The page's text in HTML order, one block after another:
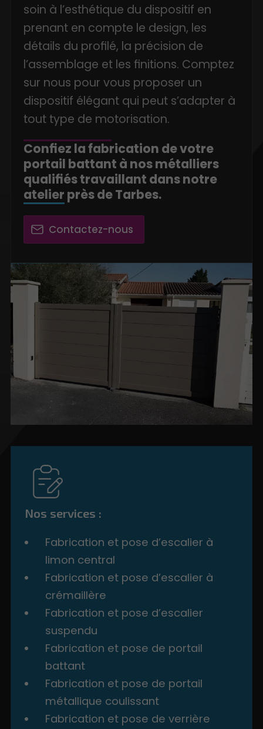
soin à l’esthétique du dispositif en
prenant en compte le design, les
détails du profilé, la précision de
l’assemblage et les finitions. Comptez
sur nous pour vous proposer un
dispositif élégant qui peut s’adapter à
tout type de motorisation.
Confiez la fabrication de votre
portail battant à nos métalliers
qualifiés travaillant dans notre
atelier près de Tarbes.
Contactez-nous
Nos services :
Fabrication et pose d’escalier à
limon central
Fabrication et pose d’escalier à
crémaillère
Fabrication et pose d’escalier
suspendu
Fabrication et pose de portail
battant
Fabrication et pose de portail
métallique coulissant
Fabrication et pose de verrière